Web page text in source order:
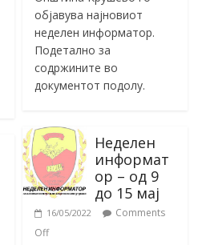
објавува најновиот
неделен информатор.
Подетално за
содржините во
документот подолу.
Неделен
информат
ор – од 9
до 15 мај
16/05/2022
Comments
Off